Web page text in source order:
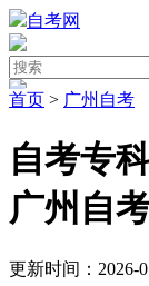
自考网
首页 > 广州自考
自考专
广州自
更新时间：2026-